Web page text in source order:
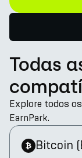
Todas
Explore todos
EarnPark.
Bitcoin (